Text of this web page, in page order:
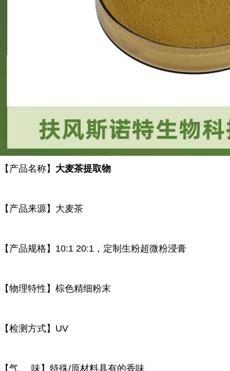
【产品名称】 大麦茶提取物
【产品来源】大麦茶
【产品规格】10:1 20:1，定制生粉超微粉浸膏
【物理特性】棕色精细粉末
【检测方式】UV
【气 味】特殊/原材料具有的香味